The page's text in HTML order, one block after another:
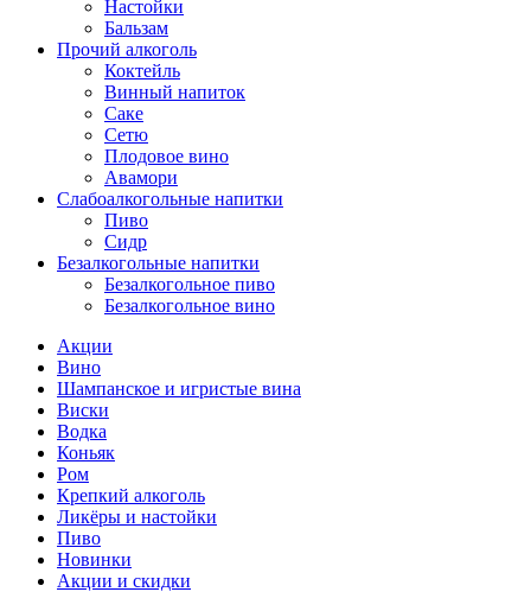
Настойки
Бальзам
Прочий алкоголь
Коктейль
Винный напиток
Саке
Сетю
Плодовое вино
Авамори
Слабоалкогольные напитки
Пиво
Сидр
Безалкогольные напитки
Безалкогольное пиво
Безалкогольное вино
Акции
Вино
Шампанское и игристые вина
Виски
Водка
Коньяк
Ром
Крепкий алкоголь
Ликёры и настойки
Пиво
Новинки
Акции и скидки